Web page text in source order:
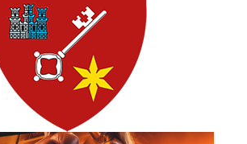
an
im Wert von 600 Euro